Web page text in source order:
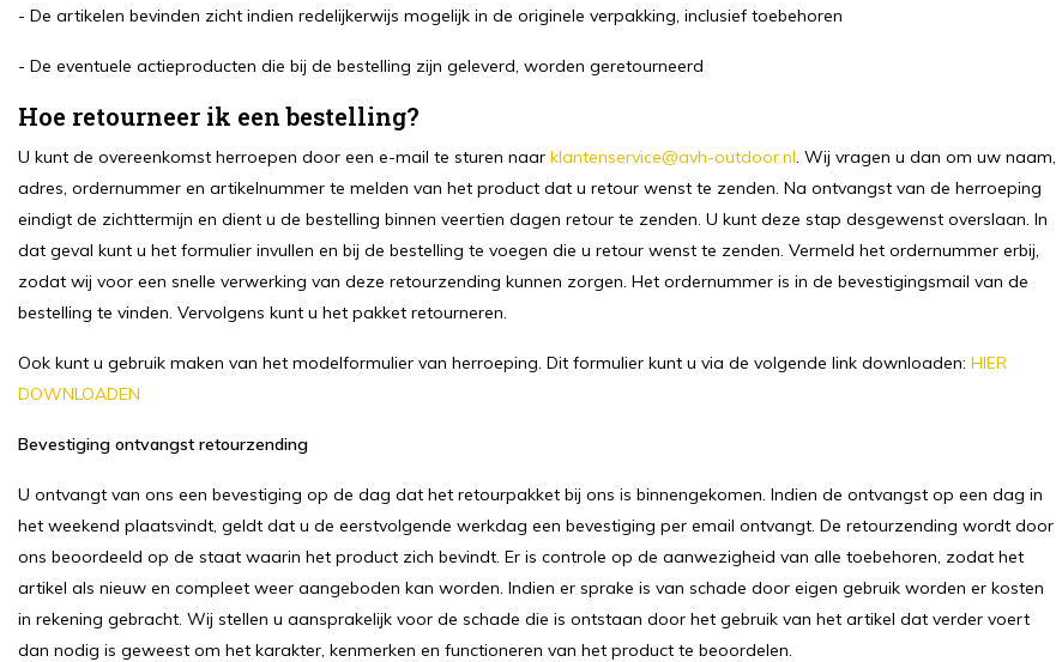
- De artikelen bevinden zicht indien redelijkerwijs mogelijk in de originele verpakking, inclusief toebehoren
- De eventuele actieproducten die bij de bestelling zijn geleverd, worden geretourneerd
Hoe retourneer ik een bestelling?
U kunt de overeenkomst herroepen door een e-mail te sturen naar klantenservice@avh-outdoor.nl. Wij vragen u dan om uw naam,
adres, ordernummer en artikelnummer te melden van het product dat u retour wenst te zenden. Na ontvangst van de herroeping
eindigt de zichttermijn en dient u de bestelling binnen veertien dagen retour te zenden. U kunt deze stap desgewenst overslaan. In
dat geval kunt u het formulier invullen en bij de bestelling te voegen die u retour wenst te zenden. Vermeld het ordernummer erbij,
zodat wij voor een snelle verwerking van deze retourzending kunnen zorgen. Het ordernummer is in de bevestigingsmail van de
bestelling te vinden. Vervolgens kunt u het pakket retourneren.
Ook kunt u gebruik maken van het modelformulier van herroeping. Dit formulier kunt u via de volgende link downloaden: HIER
DOWNLOADEN
Bevestiging ontvangst retourzending
U ontvangt van ons een bevestiging op de dag dat het retourpakket bij ons is binnengekomen. Indien de ontvangst op een dag in
het weekend plaatsvindt, geldt dat u de eerstvolgende werkdag een bevestiging per email ontvangt. De retourzending wordt door
ons beoordeeld op de staat waarin het product zich bevindt. Er is controle op de aanwezigheid van alle toebehoren, zodat het
artikel als nieuw en compleet weer aangeboden kan worden. Indien er sprake is van schade door eigen gebruik worden er kosten
in rekening gebracht. Wij stellen u aansprakelijk voor de schade die is ontstaan door het gebruik van het artikel dat verder voert
dan nodig is geweest om het karakter, kenmerken en functioneren van het product te beoordelen.